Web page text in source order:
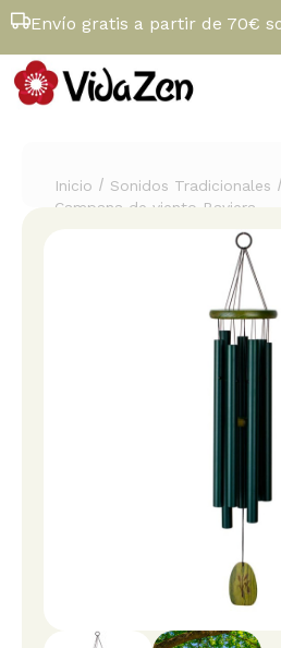
Envío gratis a partir de 70€
Inicio / Sonidos Tradicionales /
Campana de viento Baviera